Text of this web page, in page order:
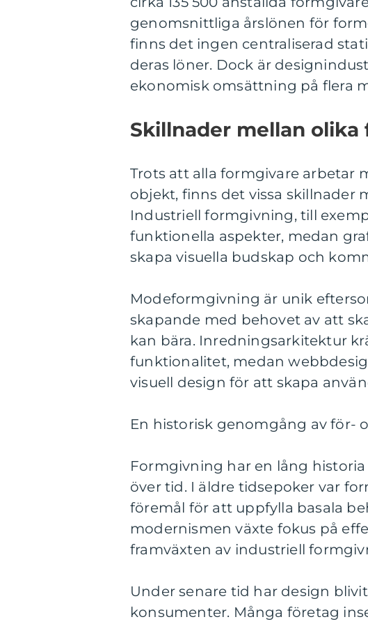
genomsnittliga årslönen för
finns det ingen centraliserad
deras löner. Dock är
ekonomisk omsättning på flera
Skillnader mellan olika
Trots att alla formgivare arbetar
objekt, finns det vissa skillnader
Industriell formgivning, till
funktionella aspekter, medan
skapa visuella budskap och
Modeformgivning är unik
skapande med behovet av att
kan bära. Inredningsarkitektur
funktionalitet, medan
visuell design för att skapa
En historisk genomgång av för-
Formgivning har en lång
över tid. I äldre tidsepoker var
föremål för att uppfylla basala
modernismen växte fokus på
framväxten av industriell
Under senare tid har design
konsumenter. Många företag